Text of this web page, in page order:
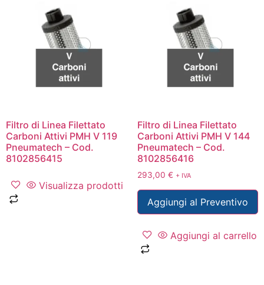
Filtro di Linea Filettato
Carboni Attivi PMH V 119
Pneumatech – Cod.
8102856415
Visualizza prodotti
Filtro di Linea Filettato
Carboni Attivi PMH V 144
Pneumatech – Cod.
8102856416
293,00 € + IVA
Aggiungi al Preventivo
Aggiungi al carrello